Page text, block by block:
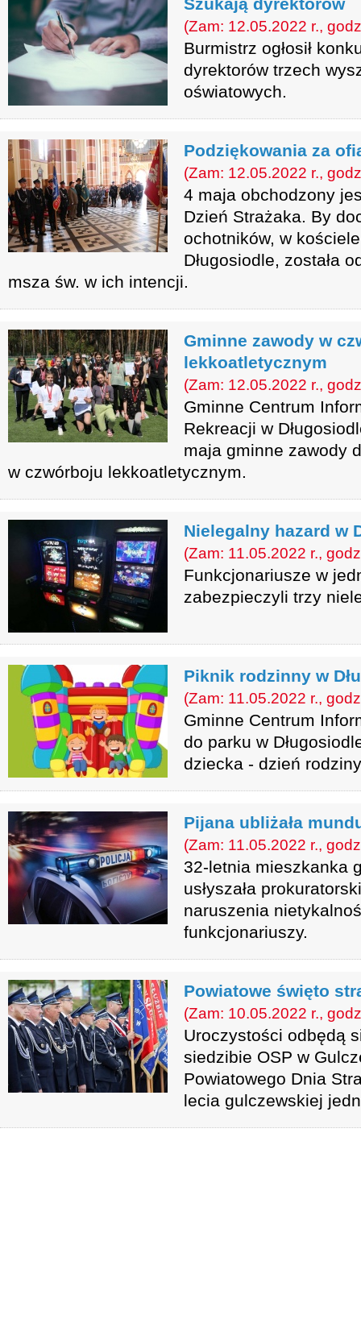
(Zam: 12.05.2022 r.,
Burmistrz ogłosił
dyrektorów trzech
oświatowych.
Podziękowania za
(Zam: 12.05.2022 r.,
4 maja obchodzony
Dzień Strażaka. By
ochotników, w
Długosiodle, została
msza św. w ich intencji.
Gminne zawody w
lekkoatletycznym
(Zam: 12.05.2022 r.,
Gminne Centrum
Rekreacji w
maja gminne zawody
w czwórboju lekkoatletycznym.
Nielegalny hazard w
(Zam: 11.05.2022 r.,
Funkcjonariusze w
zabezpieczyli trzy
Piknik rodzinny w
(Zam: 11.05.2022 r.,
Gminne Centrum
do parku w
dziecka - dzień
Pijana ubliżała
(Zam: 11.05.2022 r.,
32-letnia mieszkanka
usłyszała
naruszenia
funkcjonariuszy.
Powiatowe święto
(Zam: 10.05.2022 r.,
Uroczystości odbędą
siedzibie OSP w
Powiatowego Dnia
lecia gulczewskiej